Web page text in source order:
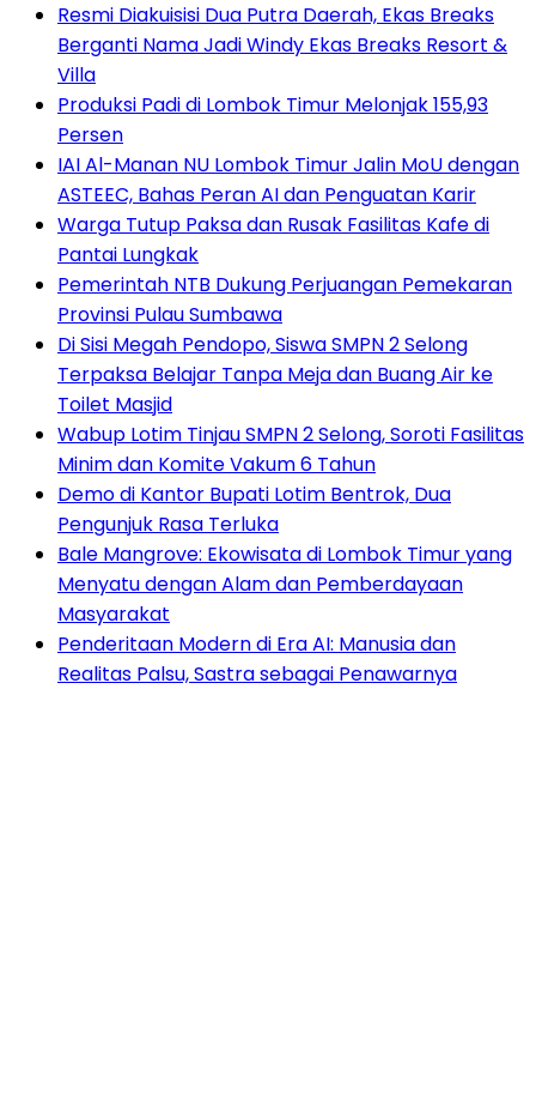
Resmi Diakuisisi Dua Putra Daerah, Ekas Breaks
Berganti Nama Jadi Windy Ekas Breaks Resort &
Villa
Produksi Padi di Lombok Timur Melonjak 155,93
Persen
IAI Al-Manan NU Lombok Timur Jalin MoU dengan
ASTEEC, Bahas Peran AI dan Penguatan Karir
Warga Tutup Paksa dan Rusak Fasilitas Kafe di
Pantai Lungkak
Pemerintah NTB Dukung Perjuangan Pemekaran
Provinsi Pulau Sumbawa
Di Sisi Megah Pendopo, Siswa SMPN 2 Selong
Terpaksa Belajar Tanpa Meja dan Buang Air ke
Toilet Masjid
Wabup Lotim Tinjau SMPN 2 Selong, Soroti Fasilitas
Minim dan Komite Vakum 6 Tahun
Demo di Kantor Bupati Lotim Bentrok, Dua
Pengunjuk Rasa Terluka
Bale Mangrove: Ekowisata di Lombok Timur yang
Menyatu dengan Alam dan Pemberdayaan
Masyarakat
Penderitaan Modern di Era AI: Manusia dan
Realitas Palsu, Sastra sebagai Penawarnya